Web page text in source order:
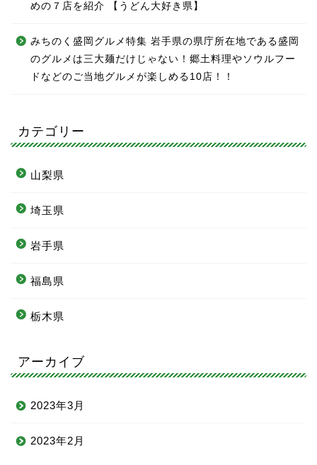
めの７店を紹介 【うどん大好き県】
みちのく盛岡グルメ特集 岩手県の県庁所在地である盛岡
のグルメは三大麺だけじゃない！郷土料理やソウルフー
ドなどのご当地グルメが楽しめる10店！！
カテゴリー
山梨県
埼玉県
岩手県
福島県
栃木県
アーカイブ
2023年3月
2023年2月